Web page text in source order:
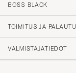
Nice that it
MARAT D
OSTETTU
BOSS BLACK
TOIMITUS JA
VALMISTAJATIEDOT